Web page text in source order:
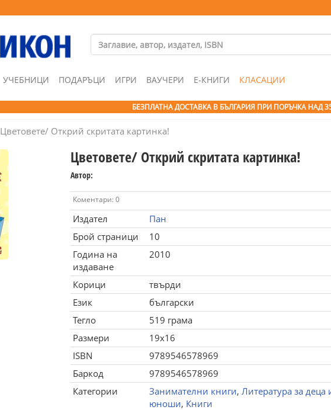
УЧЕБНИЦИ ПОДАРЪЦИ ИГРИ ВАУЧЕРИ Е-КНИГИ КЛАСАЦИИ
БЕЗПЛАТНА ДОСТАВКА В БЪЛГАРИЯ ПРИ ПОРЪЧКА НАД
Цветовете/ Открий скритата картинка!
Цветовете/ Открий скритата картинка!
Автор:
Коментари: 0
Издател
Пан
Брой страници
10
Година на
издаване
2010
Корици
твърди
Език
български
Тегло
519 грама
Размери
19x16
ISBN
9789546578969
Баркод
9789546578969
Категории
Занимателни книги, Литература за деца
юноши, Книги